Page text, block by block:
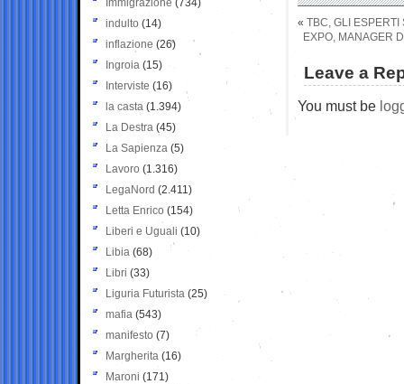
« TBC, GLI ESPERTI
EXPO, MANAGER
Leave a
You must be
Immigrazione (734)
indulto (14)
inflazione (26)
Ingroia (15)
Interviste (16)
la casta (1.394)
La Destra (45)
La Sapienza (5)
Lavoro (1.316)
LegaNord (2.411)
Letta Enrico (154)
Liberi e Uguali (10)
Libia (68)
Libri (33)
Liguria Futurista (25)
mafia (543)
manifesto (7)
Margherita (16)
Maroni (171)